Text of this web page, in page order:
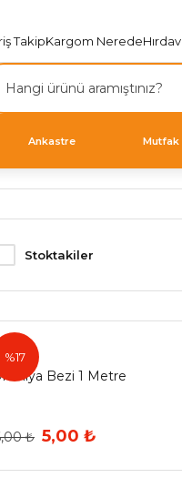
TakipKargom Nerede
Ankastre Mutfak
Stoktakiler
%17
Bezi 1 Metre
₺ 5,00 ₺